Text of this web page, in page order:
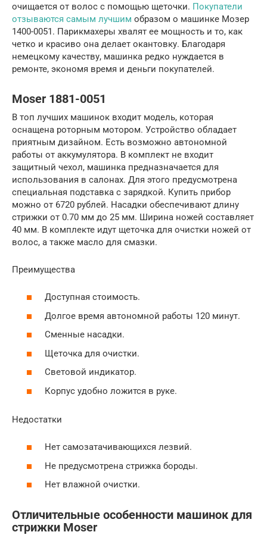
очищается от волос с помощью щеточки. Покупатели
отзываются самым лучшим образом о машинке Мозер
1400-0051. Парикмахеры хвалят ее мощность и то, как
четко и красиво она делает окантовку. Благодаря
немецкому качеству, машинка редко нуждается в
ремонте, экономя время и деньги покупателей.
Moser 1881-0051
В топ лучших машинок входит модель, которая
оснащена роторным мотором. Устройство обладает
приятным дизайном. Есть возможно автономной
работы от аккумулятора. В комплект не входит
защитный чехол, машинка предназначается для
использования в салонах. Для этого предусмотрена
специальная подставка с зарядкой. Купить прибор
можно от 6720 рублей. Насадки обеспечивают длину
стрижки от 0.70 мм до 25 мм. Ширина ножей составляет
40 мм. В комплекте идут щеточка для очистки ножей от
волос, а также масло для смазки.
Преимущества
Доступная стоимость.
Долгое время автономной работы 120 минут.
Сменные насадки.
Щеточка для очистки.
Световой индикатор.
Корпус удобно ложится в руке.
Недостатки
Нет самозатачивающихся лезвий.
Не предусмотрена стрижка бороды.
Нет влажной очистки.
Отличительные особенности машинок для
стрижки Moser